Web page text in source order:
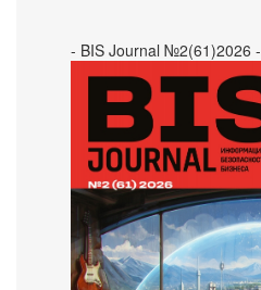
- BIS Journal №2(61)2026 -